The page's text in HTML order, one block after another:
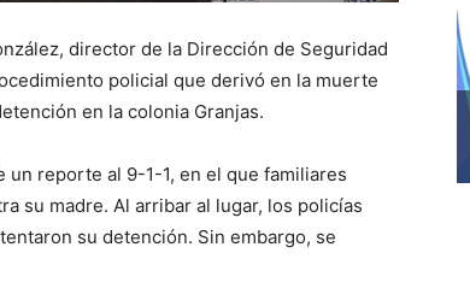
director de la Dirección de Seguridad
policial que derivó en la muerte
en la colonia Granjas.
reporte al 9-1-1, en el que familiares
su madre. Al arribar al lugar, los policías
su detención. Sin embargo, se